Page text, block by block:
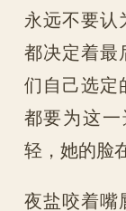
永远不要认
都决定着最
们自己选定
都要为这
轻，她的脸
夜盐咬着嘴